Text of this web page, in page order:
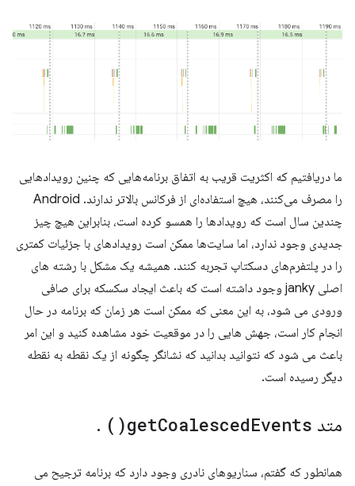
ما دریافتیم که اکثریت قریب به اتفاق برنامه‌هایی که چنین رویدادهایی
را مصرف می‌کنند، هیچ استفاده‌ای از فرکانس بالاتر ندارند. Android
چندین سال است که رویدادها را همسو کرده است، بنابراین هیچ چیز
جدیدی وجود ندارد، اما سایت‌ها ممکن است رویدادهای با جزئیات کمتری
را در پلتفرم‌های دسکتاپ تجربه کنند. همیشه یک مشکل با رشته های
اصلی janky وجود داشته است که باعث ایجاد سکسکه برای صافی
ورودی می شود، به این معنی که ممکن است هر زمان که برنامه در حال
انجام کار است، جهش هایی را در موقعیت خود مشاهده کنید و این امر
باعث می شود که نتوانید بدانید که نشانگر چگونه از یک نقطه به نقطه
دیگر رسیده است.
متد getCoalescedEvents(
)
.
همانطور که گفتم، سناریوهای نادری وجود دارد که برنامه ترجیح می